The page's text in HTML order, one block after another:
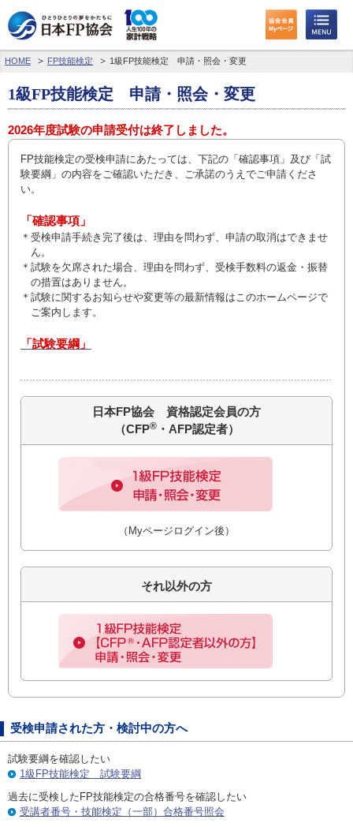
HOME FP技能検定 1級FP技能検定 申請・照会・変更
1級FP技能検定 申請・照会・変更
2026年度試験の申請受付は終了しました。
FP技能検定の受検申請にあたっては、下記の「確認事項」及び「試
験要綱」の内容をご確認いただき、ご承諾のうえでご申請くださ
い。
「確認事項」
＊受検申請手続き完了後は、理由を問わず、申請の取消はできませ
ん。
＊試験を欠席された場合、理由を問わず、受検手数料の返金・振替
の措置はありません。
＊試験に関するお知らせや変更等の最新情報はこのホームページで
ご案内します。
「試験要綱」
日本FP協会 資格認定会員の方
（CFP®・AFP認定者）
（Myページログイン後）
それ以外の方
受検申請された方・検討中の方へ
試験要綱を確認したい
1級FP技能検定 試験要綱
過去に受検したFP技能検定の合格番号を確認したい
受講者番号・技能検定（一部）合格番号照会